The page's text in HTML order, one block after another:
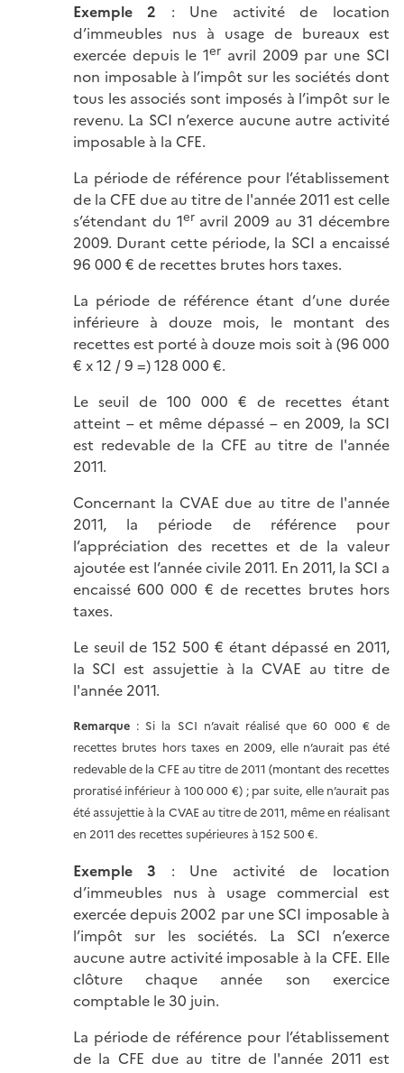
Exemple 2 : Une activité de location
d’immeubles nus à usage de bureaux est
exercée depuis le 1er avril 2009 par une SCI
non imposable à l’impôt sur les sociétés dont
tous les associés sont imposés à l’impôt sur le
revenu. La SCI n’exerce aucune autre activité
imposable à la CFE.
La période de référence pour l’établissement
de la CFE due au titre de l'année 2011 est celle
s’étendant du 1eravril 2009 au 31 décembre
2009. Durant cette période, la SCI a encaissé
96 000 € de recettes brutes hors taxes.
La période de référence étant d’une durée
inférieure à douze mois, le montant des
recettes est porté à douze mois soit à (96 000
€ x 12 / 9 =) 128 000 €.
Le seuil de 100 000 € de recettes étant
atteint – et même dépassé – en 2009, la SCI
est redevable de la CFE au titre de l'année
2011.
Concernant la CVAE due au titre de l'année
2011, la période de référence pour
l’appréciation des recettes et de la valeur
ajoutée est l’année civile 2011. En 2011, la SCI a
encaissé 600 000 € de recettes brutes hors
taxes.
Le seuil de 152 500 € étant dépassé en 2011,
la SCI est assujettie à la CVAE au titre de
l'année 2011.
Remarque: Si la SCI n’avait réalisé que 60 000 € de
recettes brutes hors taxes en 2009, elle n’aurait pas été
redevable de la CFE au titre de 2011 (montant des recettes
proratisé inférieur à 100 000 €) ; par suite, elle n’aurait pas
été assujettie à la CVAE au titre de 2011, même en réalisant
en 2011 des recettes supérieures à 152 500 €.
Exemple 3 : Une activité de location
d’immeubles nus à usage commercial est
exercée depuis 2002 par une SCI imposable à
l’impôt sur les sociétés. La SCI n’exerce
aucune autre activité imposable à la CFE. Elle
clôture chaque année son exercice
comptable le 30 juin.
La période de référence pour l’établissement
de la CFE due au titre de l'année 2011 est